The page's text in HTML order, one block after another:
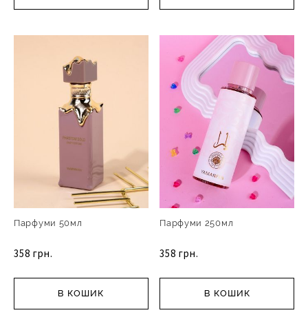
Парфуми 50мл
358 грн.
В КОШИК
Парфуми 250мл
358 грн.
В КОШИК